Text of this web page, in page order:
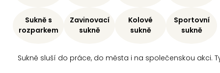
Sukně sluší do práce, do města i na společenskou akci.
Sukně s
rozparkem
Zavinovací
sukně
Kolové
sukně
Sportovní
sukně